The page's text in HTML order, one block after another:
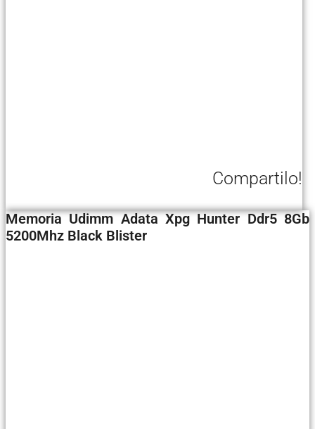
Compartilo!
Memoria Udimm Adata Xpg Hunter Ddr5 8Gb
5200Mhz Black Blister